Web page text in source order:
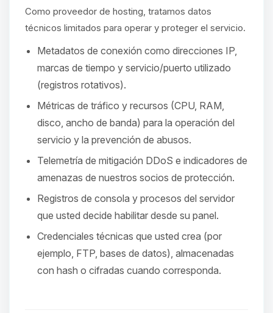
Como proveedor de hosting, tratamos datos
técnicos limitados para operar y proteger el servicio.
Metadatos de conexión como direcciones IP,
marcas de tiempo y servicio/puerto utilizado
(registros rotativos).
Métricas de tráfico y recursos (CPU, RAM,
disco, ancho de banda) para la operación del
servicio y la prevención de abusos.
Telemetría de mitigación DDoS e indicadores de
amenazas de nuestros socios de protección.
Registros de consola y procesos del servidor
que usted decide habilitar desde su panel.
Credenciales técnicas que usted crea (por
ejemplo, FTP, bases de datos), almacenadas
con hash o cifradas cuando corresponda.
asistente de BoxToPlay. Cuentame
que necesitas y moveré mis